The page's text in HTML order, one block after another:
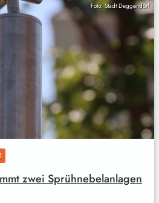
Foto: Stadt Deggendorf
zwei Sprühnebelanlagen